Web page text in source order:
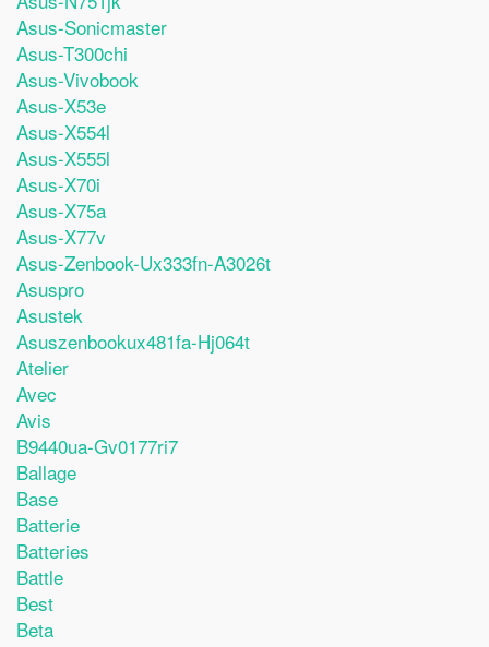
Asus-Sonicmaster
Asus-T300chi
Asus-Vivobook
Asus-X53e
Asus-X554l
Asus-X555l
Asus-X70i
Asus-X75a
Asus-X77v
Asus-Zenbook-Ux333fn-A3026t
Asuspro
Asustek
Asuszenbookux481fa-Hj064t
Atelier
Avec
Avis
B9440ua-Gv0177ri7
Ballage
Base
Batterie
Batteries
Battle
Best
Beta